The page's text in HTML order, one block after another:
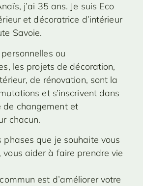
j’ai 35 ans. Je suis Eco
et décoratrice d’intérieur
Savoie.
ou
les projets de décoration,
de rénovation, sont la
et s’inscrivent dans
de changement et
chacun.
phases que je souhaite vous
vous aider à faire prendre vie
est d’améliorer votre